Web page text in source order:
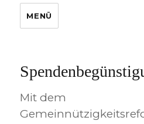
MENÜ
Mit dem